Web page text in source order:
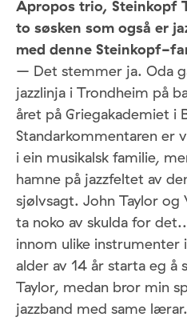
Apropos trio, Steinkopf
to søsken som også er
med denne Steinkopf-
– Det stemmer ja. Oda
jazzlinja i Trondheim på
året på Griegakademiet i
Standarkommentaren er
i ein musikalsk familie,
hamne på jazzfeltet av
sjølvsagt. John Taylor og
ta noko av skulda for
innom ulike instrumenter
alder av 14 år starta eg å
Taylor, medan bror min
jazzband med same